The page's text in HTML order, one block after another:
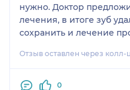
нужно. Доктор
лечения, в итоге зуб
сохранить и лечение
сделали на месте.
Отзыв оставлен через колл-
0